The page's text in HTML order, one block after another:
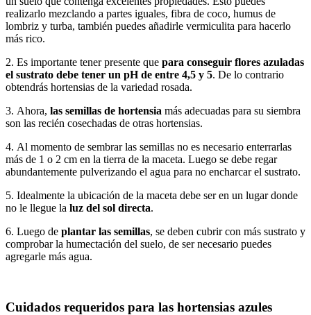
realizarlo mezclando a partes iguales, fibra de coco, humus de
lombriz y turba, también puedes añadirle vermiculita para hacerlo
más rico.
2. Es importante tener presente que para conseguir flores azuladas
el sustrato debe tener un pH de entre 4,5 y 5. De lo contrario
obtendrás hortensias de la variedad rosada.
3. Ahora, las semillas de hortensia más adecuadas para su siembra
son las recién cosechadas de otras hortensias.
4. Al momento de sembrar las semillas no es necesario enterrarlas
más de 1 o 2 cm en la tierra de la maceta. Luego se debe regar
abundantemente pulverizando el agua para no encharcar el sustrato.
5. Idealmente la ubicación de la maceta debe ser en un lugar donde
no le llegue la luz del sol directa.
6. Luego de plantar las semillas, se deben cubrir con más sustrato y
comprobar la humectación del suelo, de ser necesario puedes
agregarle más agua.
Cuidados requeridos para las hortensias azules